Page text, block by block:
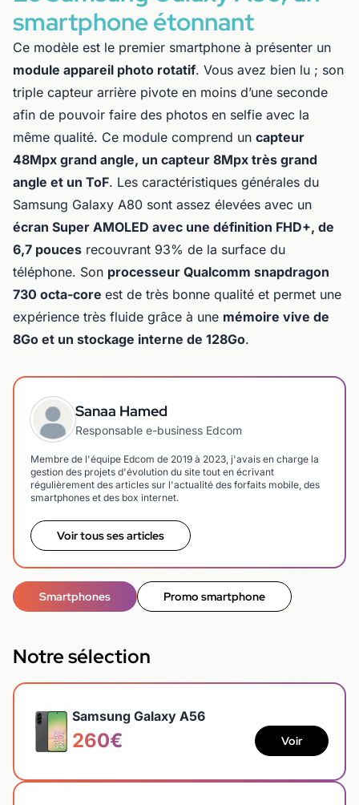
smartphone étonnant
Ce modèle est le premier smartphone à présenter un
module appareil photo rotatif. Vous avez bien lu ; son
triple capteur arrière pivote en moins d’une seconde
afin de pouvoir faire des photos en selfie avec la
même qualité. Ce module comprend un capteur
48Mpx grand angle, un capteur 8Mpx très grand
angle et un ToF. Les caractéristiques générales du
Samsung Galaxy A80 sont assez élevées avec un
écran Super AMOLED avec une définition FHD+, de
6,7 pouces recouvrant 93% de la surface du
téléphone. Son processeur Qualcomm snapdragon
730 octa-core est de très bonne qualité et permet une
expérience très fluide grâce à une mémoire vive de
8Go et un stockage interne de 128Go.
Sanaa Hamed
Responsable e-business Edcom
Membre de l'équipe Edcom de 2019 à 2023, j'avais en charge la
gestion des projets d'évolution du site tout en écrivant
régulièrement des articles sur l'actualité des forfaits mobile, des
smartphones et des box internet.
Voir tous ses articles
Smartphones Promo smartphone
Notre sélection
Samsung Galaxy A56
260€ Voir